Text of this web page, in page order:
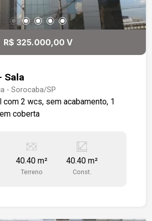
R$ 325.000,00 V
Sala
- Sorocaba/SP
com 2 wcs, sem acabamento, 1
coberta
40.40 m²
Terreno
40.40 m²
Const.